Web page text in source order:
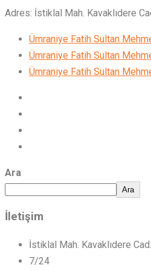
Adres: İstiklal Mah. Kavaklıdere
Ümraniye Fatih Sultan
Ümraniye Fatih Sultan
Ümraniye Fatih Sultan
Ara
Ara
İletişim
İstiklal Mah. Kavaklıdere
7/24